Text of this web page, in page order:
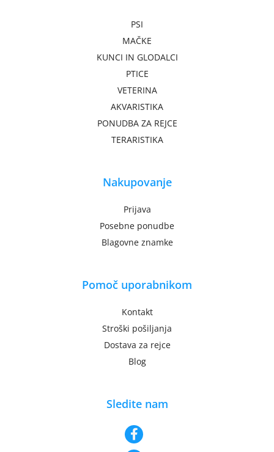
PSI
MAČKE
KUNCI IN GLODALCI
PTICE
VETERINA
AKVARISTIKA
PONUDBA ZA REJCE
TERARISTIKA
Nakupovanje
Prijava
Posebne ponudbe
Blagovne znamke
Pomoč uporabnikom
Kontakt
Stroški pošiljanja
Dostava za rejce
Blog
Sledite nam